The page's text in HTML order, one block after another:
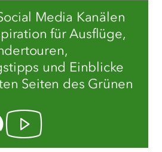
Media Kanälen
für Ausflüge,
und Einblicke
Seiten des Grünen
Youtube